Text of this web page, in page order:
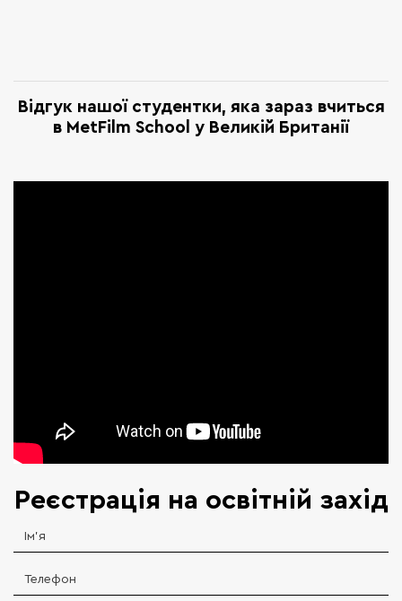
Відгук нашої студентки, яка зараз вчиться
в MetFilm School у Великій Британії
Реєстрація на освітній захід